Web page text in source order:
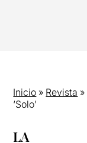
Inicio » Revista »
‘Solo’
LA